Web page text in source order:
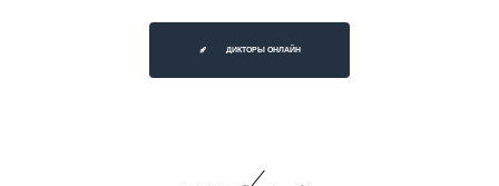
ДИКТОРЫ ОНЛАЙН